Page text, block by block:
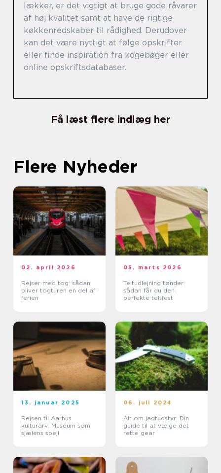
lækker, er det vigtigt at bruge gode råvarer
af høj kvalitet samt at have de rigtige
køkkenredskaber til rådighed. Derudover
kan det være nyttigt at følge opskrifter
eller finde inspiration fra kogebøger eller
online opskriftsdatabaser.
Få læst flere indlæg her
Flere Nyheder
02. april 2026
Rejser med tog: sådan
bliver togturen en del af
ferien
05. marts 2026
Teltudlejning tønder
sådan får du den
perfekte teltfest
13. januar 2025
Rejsen til Aarhus
kulturarv: Museum som
sjælens spejl
06. juli 2024
Alt om jagtudstyr: Din
guide til at vælge det
rette gear